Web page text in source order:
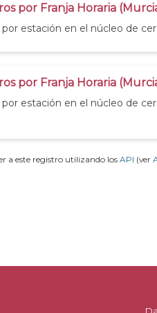
por Franja Horaria
estación en el núcleo de
por Franja Horaria
estación en el núcleo de
a este registro utilizando losAPI (ver